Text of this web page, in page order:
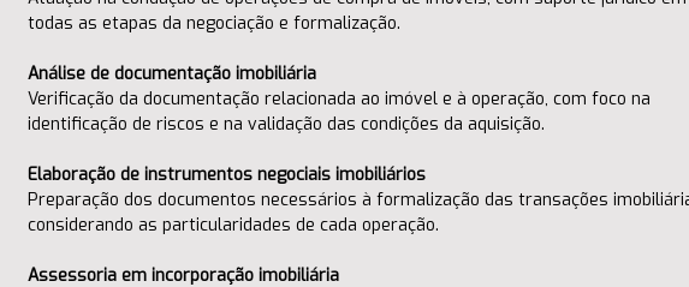
todas as etapas da negociação e formalização.
Análise de documentação imobiliária
Verificação da documentação relacionada ao imóvel e à operação, com foco na
identificação de riscos e na validação das condições da aquisição.
Elaboração de instrumentos negociais imobiliários
Preparação dos documentos necessários à formalização das transações
considerando as particularidades de cada operação.
Assessoria em incorporação imobiliária